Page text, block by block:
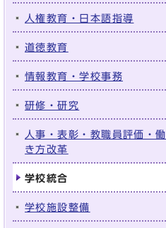
人権教育・日本語指導
道徳教育
情報教育・学校事務
研修・研究
人事・表彰・教職員評価・働
き方改革
学校統合
学校施設整備